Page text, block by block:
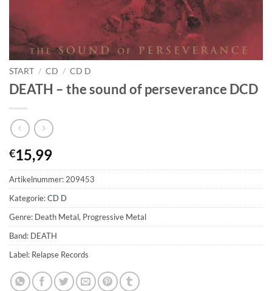
START / CD / CD D
DEATH – the sound of perseverance DCD
€15,99
Artikelnummer:209453
Kategorie:CD D
Genre: Death Metal, Progressive Metal
Band: DEATH
Label: Relapse Records